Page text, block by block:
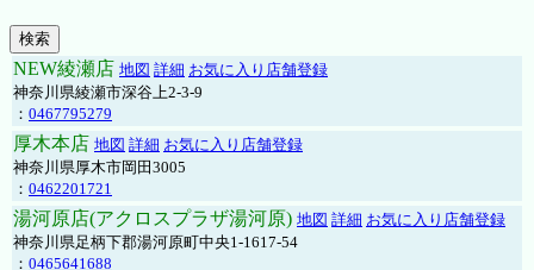
NEW綾瀬店 地図 詳細 お気に入り店舗登録
神奈川県綾瀬市深谷上2-3-9
： 0467795279
厚木本店 地図 詳細 お気に入り店舗登録
神奈川県厚木市岡田3005
： 0462201721
湯河原店(アクロスプラザ湯河原) 地図 詳細 お気に入り店舗登録
神奈川県足柄下郡湯河原町中央1-1617-54
： 0465641688